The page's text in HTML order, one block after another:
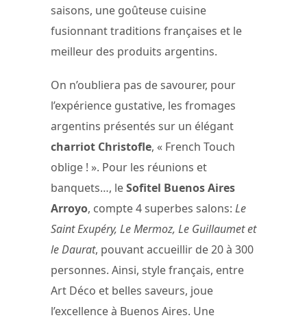
saisons, une goûteuse cuisine
fusionnant traditions françaises et le
meilleur des produits argentins.
On n’oubliera pas de savourer, pour
l’expérience gustative, les fromages
argentins présentés sur un élégant
charriot Christofle, « French Touch
oblige ! ». Pour les réunions et
banquets…, leSofitel Buenos Aires
Arroyo, compte 4 superbes salons: Le
Saint Exupéry, Le Mermoz, Le Guillaumet et
le Daurat, pouvant accueillir de 20 à 300
personnes. Ainsi, style français, entre
Art Déco et belles saveurs, joue
l’excellence à Buenos Aires. Une